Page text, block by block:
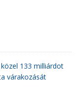
133 milliárdot
várakozását